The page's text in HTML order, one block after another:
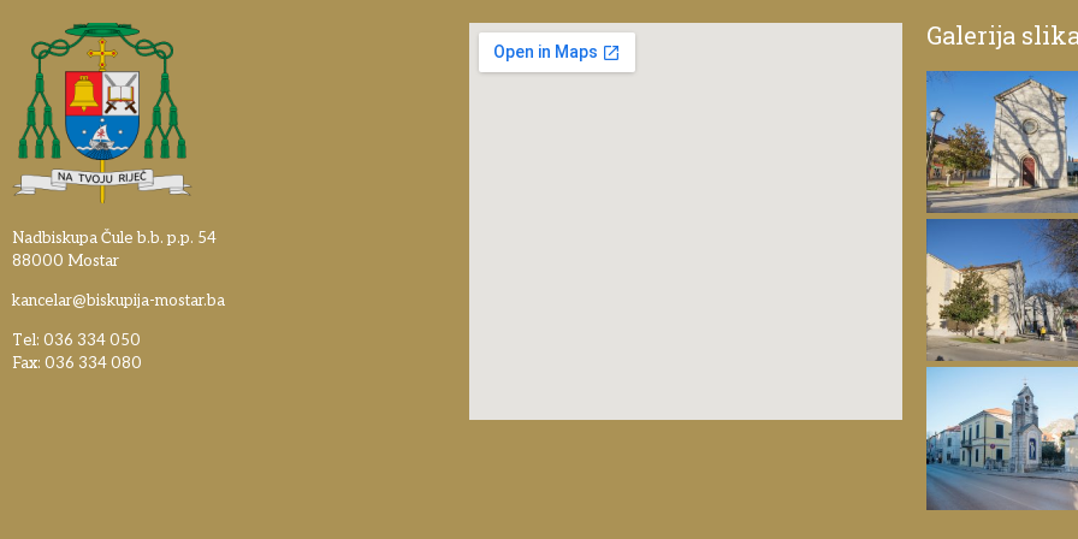
Nadbiskupa Čule b.b. p.p. 54
88000 Mostar
kancelar@biskupija-mostar.ba
Tel: 036 334 050
Fax: 036 334 080
Galerija